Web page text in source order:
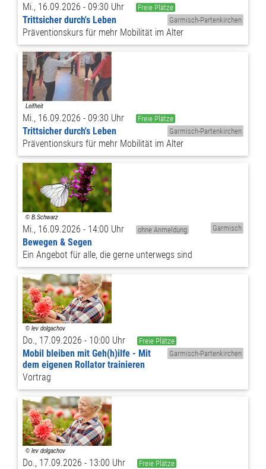
Mi., 16.09.2026 - 09:30 Uhr
Freie Plätze
Garmisch-Partenkirchen
Trittsicher durch's Leben
Präventionskurs für mehr Mobilität im Alter
Mi., 16.09.2026 - 09:30 Uhr
Freie Plätze
Garmisch-Partenkirchen
Trittsicher durch's Leben
Präventionskurs für mehr Mobilität im Alter
Mi., 16.09.2026 - 14:00 Uhr ohne Anmeldung Garmisch
Bewegen & Segen
Ein Angebot für alle, die gerne unterwegs sind
Do., 17.09.2026 - 10:00 Uhr
Freie Plätze
Garmisch-Partenkirchen
Mobil bleiben mit Geh(h)ilfe - Mit
dem eigenen Rollator trainieren
Vortrag
Do., 17.09.2026 - 13:00 Uhr
Freie Plätze